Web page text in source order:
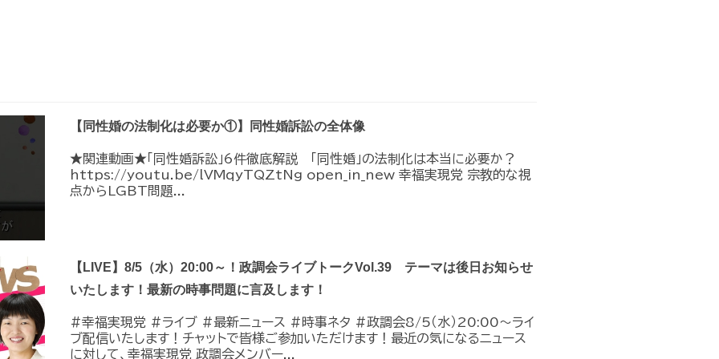
【同性婚の法制化は必要か①】同性婚訴訟の全体像
★関連動画★「同性婚訴訟」6件徹底解説 「同性婚」の法制化は本当に必要か？
https://youtu.be/lVMqyTQZtNg open_in_new 幸福実現党 宗教的な視
点からLGBT問題...
【LIVE】8/5（水）20:00～！政調会ライブトークVol.39 テーマは後日お知らせ
いたします！最新の時事問題に言及します！
#幸福実現党 #ライブ #最新ニュース #時事ネタ #政調会8/5（水）20:00～ライ
ブ配信いたします！チャットで皆様ご参加いただけます！最近の気になるニュース
に対して、幸福実現党 政調会メンバー...